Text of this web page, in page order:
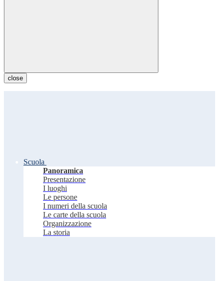
close
Scuola
Panoramica
Presentazione
I luoghi
Le persone
I numeri della scuola
Le carte della scuola
Organizzazione
La storia